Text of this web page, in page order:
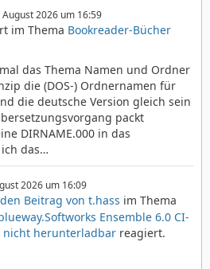
August 2026 um 16:59
im Thema Bookreader-Bücher
das Thema Namen und Ordner
die (DOS-) Ordnernamen für
die deutsche Version gleich sein
packt
DIRNAME.000 in das
ich das…
2026 um 16:09
den Beitrag von t.hass im Thema
Ensemble 6.0 CI-
nicht herunterladbar reagiert.